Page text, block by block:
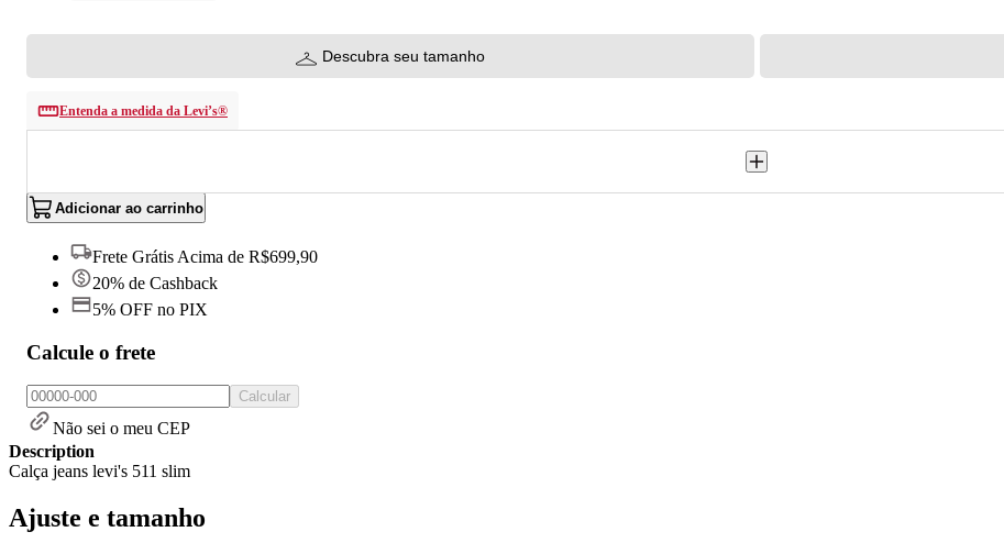
Descubra seu tamanho
Entenda a medida da Levi’s®
Adicionar ao carrinho
Frete Grátis Acima de R$699,90
20% de Cashback
5% OFF no PIX
Calcule o frete
Calcular
Não sei o meu CEP
Description
Calça jeans levi's 511 slim
Ajuste e tamanho